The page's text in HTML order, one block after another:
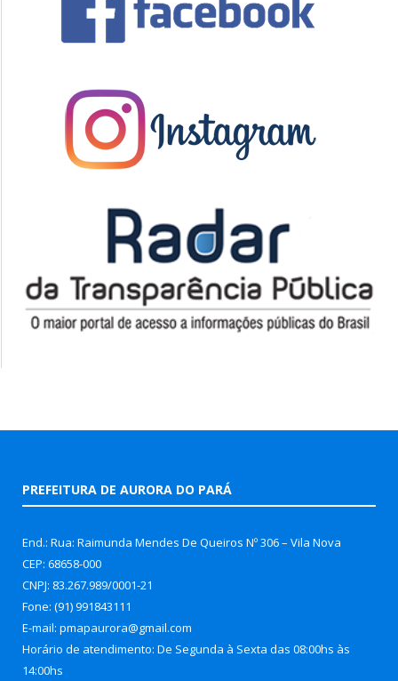
PREFEITURA DE AURORA DO PARÁ
End.: Rua: Raimunda Mendes De Queiros Nº 306 – Vila Nova
CEP: 68658-000
CNPJ: 83.267.989/0001-21
Fone: (91) 991843111
E-mail: pmapaurora@gmail.com
Horário de atendimento: De Segunda à Sexta das 08:00hs às
14:00hs